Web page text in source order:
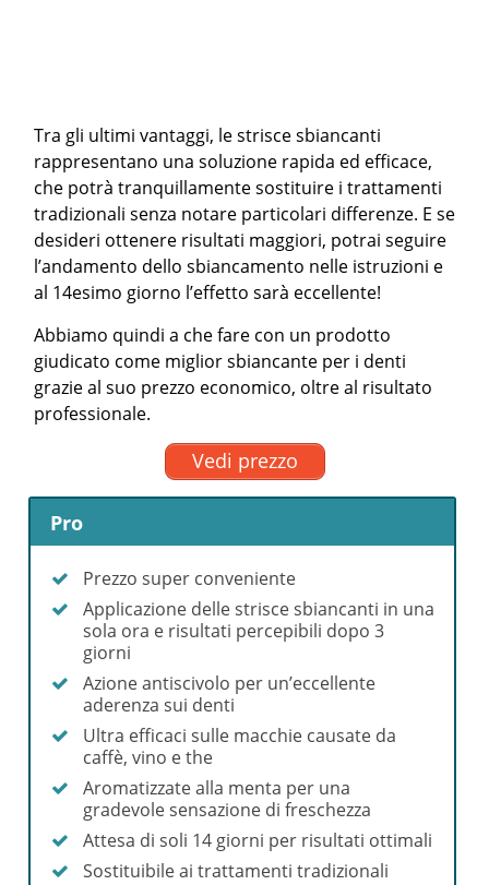
Tra gli ultimi vantaggi, le strisce sbiancanti
rappresentano una soluzione rapida ed efficace,
che potrà tranquillamente sostituire i trattamenti
tradizionali senza notare particolari differenze. E se
desideri ottenere risultati maggiori, potrai seguire
l’andamento dello sbiancamento nelle istruzioni e
al 14esimo giorno l’effetto sarà eccellente!
Abbiamo quindi a che fare con un prodotto
giudicato come miglior sbiancante per i denti
grazie al suo prezzo economico, oltre al risultato
professionale.
Vedi prezzo
Pro
Prezzo super conveniente
Applicazione delle strisce sbiancanti in una
sola ora e risultati percepibili dopo 3
giorni
Azione antiscivolo per un’eccellente
aderenza sui denti
Ultra efficaci sulle macchie causate da
caffè, vino e the
Aromatizzate alla menta per una
gradevole sensazione di freschezza
Attesa di soli 14 giorni per risultati ottimali
Sostituibile ai trattamenti tradizionali